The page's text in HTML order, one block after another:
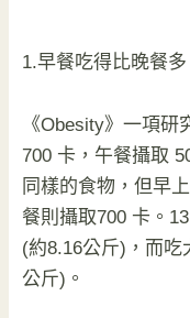
1.早餐吃得比晚餐多
《Obesity》一項
700 卡，午餐攝取
同樣的食物，但早
餐則攝取700 卡。
(約8.16公斤)，而
公斤)。